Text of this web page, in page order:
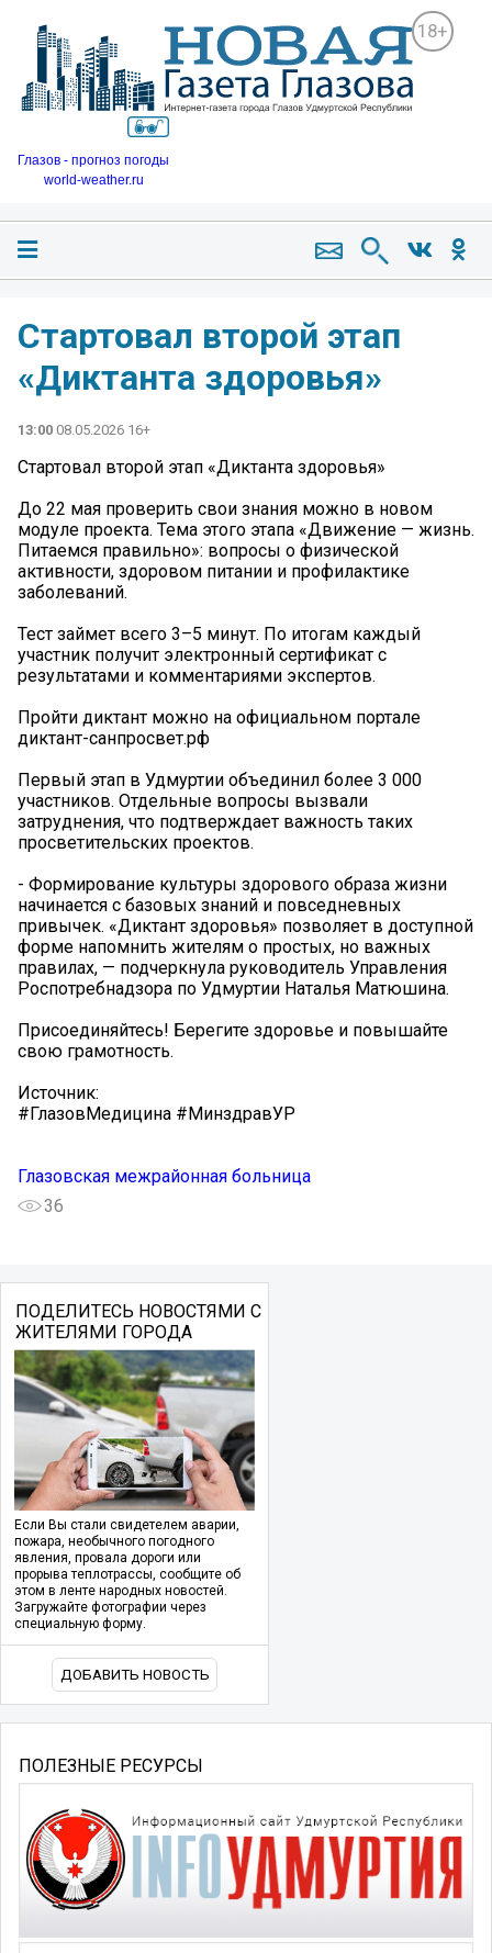
18+
Глазов - прогноз погоды
world-weather.ru
Стартовал второй этап
«Диктанта здоровья»
13:00 08.05.2026 16+
Стартовал второй этап «Диктанта здоровья»
До 22 мая проверить свои знания можно в новом
модуле проекта. Тема этого этапа «Движение — жизнь.
Питаемся правильно»: вопросы о физической
активности, здоровом питании и профилактике
заболеваний.
Тест займет всего 3–5 минут. По итогам каждый
участник получит электронный сертификат с
результатами и комментариями экспертов.
Пройти диктант можно на официальном портале
диктант-санпросвет.рф
Первый этап в Удмуртии объединил более 3 000
участников. Отдельные вопросы вызвали
затруднения, что подтверждает важность таких
просветительских проектов.
- Формирование культуры здорового образа жизни
начинается с базовых знаний и повседневных
привычек. «Диктант здоровья» позволяет в доступной
форме напомнить жителям о простых, но важных
правилах, — подчеркнула руководитель Управления
Роспотребнадзора по Удмуртии Наталья Матюшина.
Присоединяйтесь! Берегите здоровье и повышайте
свою грамотность.
Источник:
#ГлазовМедицина #МинздравУР
Глазовская межрайонная больница
36
ПОДЕЛИТЕСЬ НОВОСТЯМИ С
ЖИТЕЛЯМИ ГОРОДА
Если Вы стали свидетелем аварии,
пожара, необычного погодного
явления, провала дороги или
прорыва теплотрассы, сообщите об
этом в ленте народных новостей.
Загружайте фотографии через
специальную форму.
ДОБАВИТЬ НОВОСТЬ
ПОЛЕЗНЫЕ РЕСУРСЫ